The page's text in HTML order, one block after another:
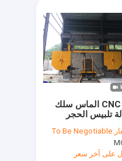
الآلي
رأى CNC الماس سلك
تلبيس الحجر
To Be Negotiable
على آخر سعر